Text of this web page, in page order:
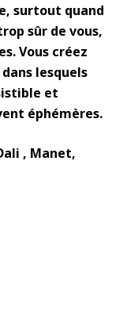
surtout quand
sûr de vous,
Vous créez
lesquels
et
éphémères.
, Manet,